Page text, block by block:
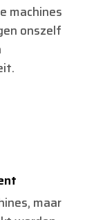
machines
onszelf
maar